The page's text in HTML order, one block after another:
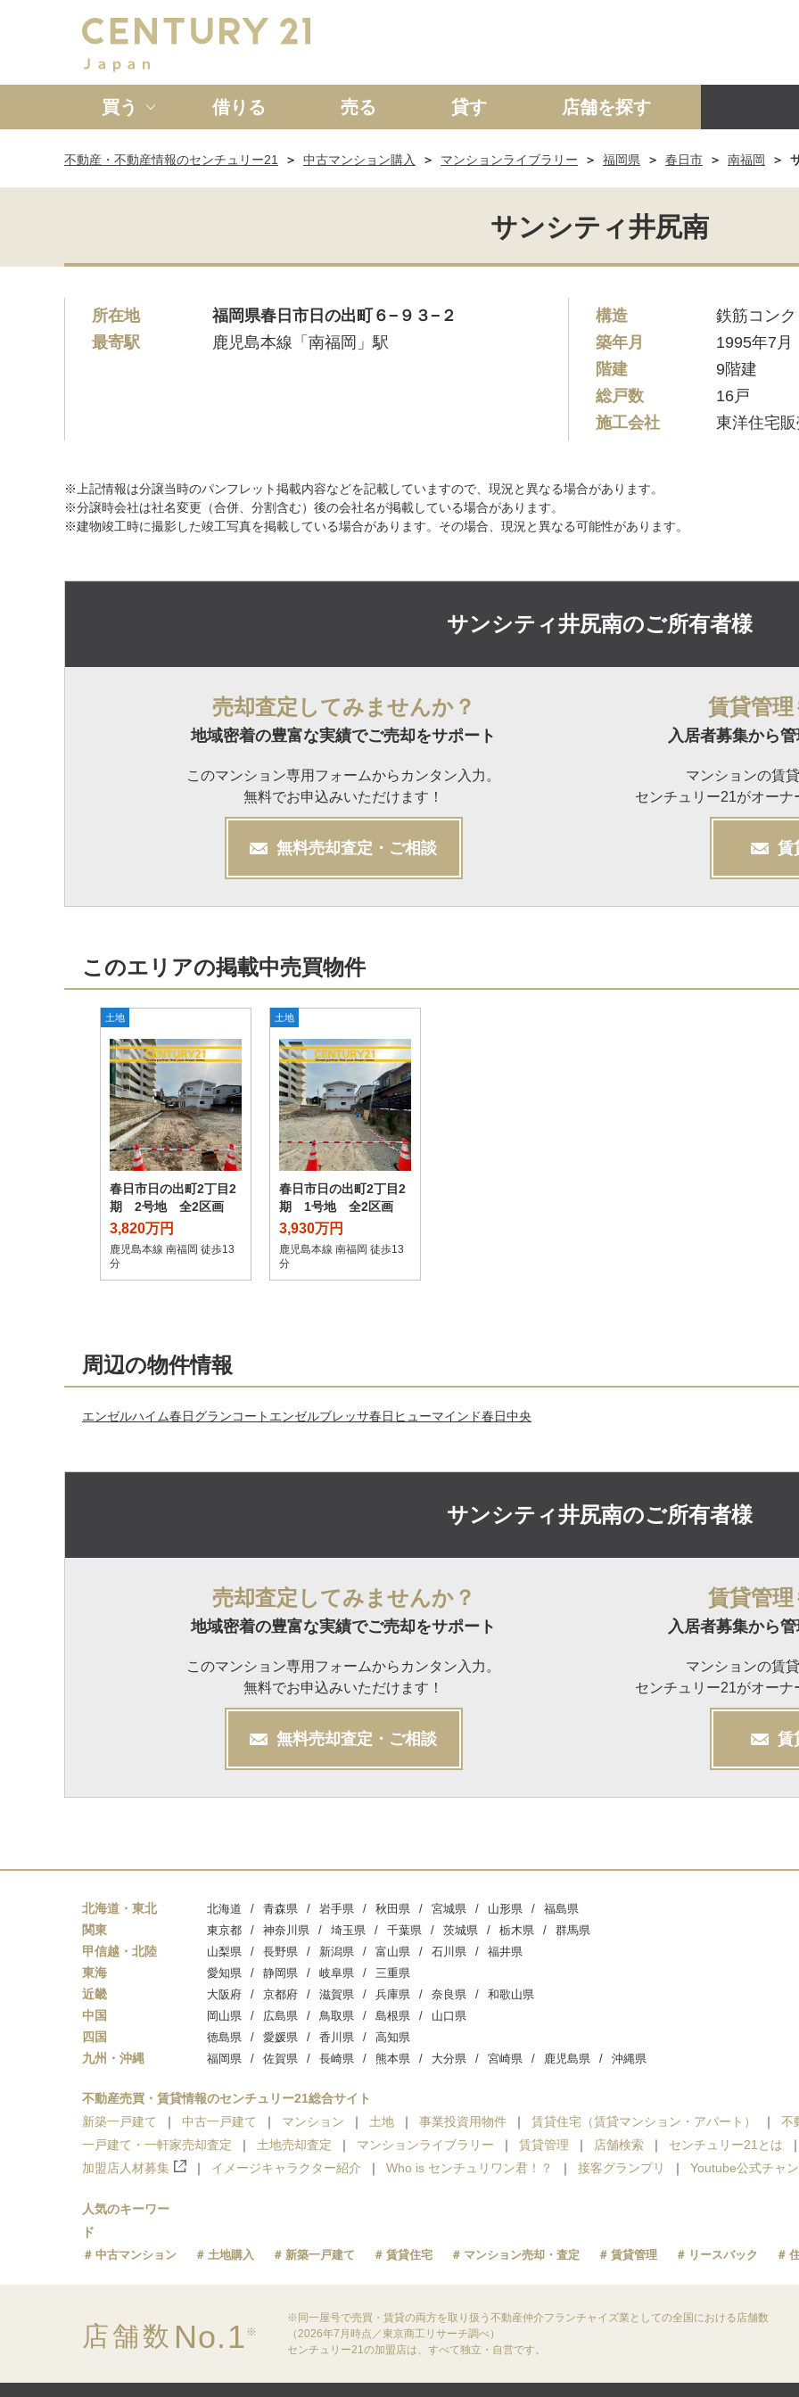
買う
新築一戸建て 中古一戸建て マンション 土地 事業投資用
借りる 売る 貸す 店舗を探す
不動産・不動産情報のセンチュリー21 中古マンション購入 マンションライブラリー 福岡県 春日市 南福岡
サンシティ井尻南
所在地
福岡県春日市日の出町６−９３−２
最寄駅
鹿児島本線「南福岡」駅
構造
鉄筋コン
築年月
1995年7月
階建
9階建
総戸数
16戸
施工会社
東洋住宅販
※上記情報は分譲当時のパンフレット掲載内容などを記載していますので、現況と異なる場合があります。
※分譲時会社は社名変更（合併、分割含む）後の会社名が掲載している場合があります。
※建物竣工時に撮影した竣工写真を掲載している場合があります。その場合、現況と異なる可能性があります。
サンシティ井尻南のご所有者様
売却査定してみませんか？
地域密着の豊富な実績でご売却をサポート
このマンション専用フォームからカンタン入力。
無料でお申込みいただけます！
無料売却査定・ご相談
賃貸管
入居者募集から
マンションの賃
センチュリー21がオーナ
賃
このエリアの掲載中売買物件
土地
春日市日の出町2丁目2
期 2号地 全2区画
3,820万円
鹿児島本線 南福岡 徒歩13
分
土地
春日市日の出町2丁目2
期 1号地 全2区画
3,930万円
鹿児島本線 南福岡 徒歩13
分
周辺の物件情報
エンゼルハイム春日グランコート エンゼルブレッサ春日 ヒューマインド春日中央
サンシティ井尻南のご所有者様
売却査定してみませんか？
地域密着の豊富な実績でご売却をサポート
このマンション専用フォームからカンタン入力。
無料でお申込みいただけます！
無料売却査定・ご相談
賃貸管
入居者募集から
マンションの賃
センチュリー21がオーナ
賃
北海道・東北 北海道 青森県 岩手県 秋田県 宮城県 山形県 福島県
関東 東京都 神奈川県 埼玉県 千葉県 茨城県 栃木県 群馬県
甲信越・北陸 山梨県 長野県 新潟県 富山県 石川県 福井県
東海 愛知県 静岡県 岐阜県 三重県
近畿 大阪府 京都府 滋賀県 兵庫県 奈良県 和歌山県
中国 岡山県 広島県 鳥取県 島根県 山口県
四国 徳島県 愛媛県 香川県 高知県
九州・沖縄 福岡県 佐賀県 長崎県 熊本県 大分県 宮崎県 鹿児島県 沖縄県
不動産売買・賃貸情報のセンチュリー21総合サイト
新築一戸建て
中古一戸建て マンション 土地 事業投資用物件 賃貸住宅（賃貸マンション・アパート） 不
一戸建て・一軒家売却査定
土地売却査定 マンションライブラリー 賃貸管理 店舗検索 センチュリー21とは
加盟店人材募集
イメージキャラクター紹介 Who is センチュリワン君！？ 接客グランプリ Youtube公式チャ
人気のキーワー
ド
中古マンション 土地購入 新築一戸建て 賃貸住宅 マンション売却・査定 賃貸管理 リースバック
店舗数 No.1 ※
※同一屋号で売買・賃貸の両方を取り扱う不動産仲介フランチャイズ業としての全国における店舗数
（2026年7月時点／東京商工リサーチ調べ）
センチュリー21の加盟店は、すべて独立・自営です。